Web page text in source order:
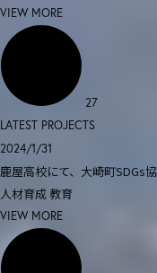
VIEW MORE
27
LATEST PROJECTS
2024/1/31
鹿屋高校にて、大崎町SDGs
人材育成 教育
VIEW MORE